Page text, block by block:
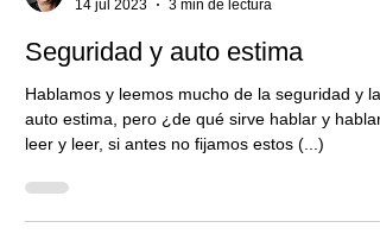
Xavi Santamaria
14 jul 2023
3 min de lectura
Seguridad y auto estima
Hablamos y leemos mucho de la seguridad y la